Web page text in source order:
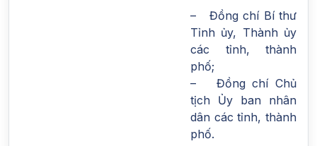
– Đồng chí Bí thư
Tỉnh ủy, Thành ủy
các tỉnh, thành
phố;
– Đồng chí Chủ
tịch Ủy ban nhân
dân các tỉnh, thành
phố.